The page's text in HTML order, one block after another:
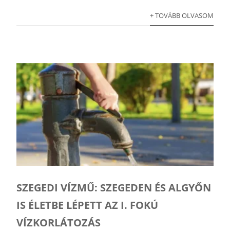
+ TOVÁBB OLVASOM
SZEGEDI VÍZMŰ: SZEGEDEN ÉS ALGYŐN
IS ÉLETBE LÉPETT AZ I. FOKÚ
VÍZKORLÁTOZÁS